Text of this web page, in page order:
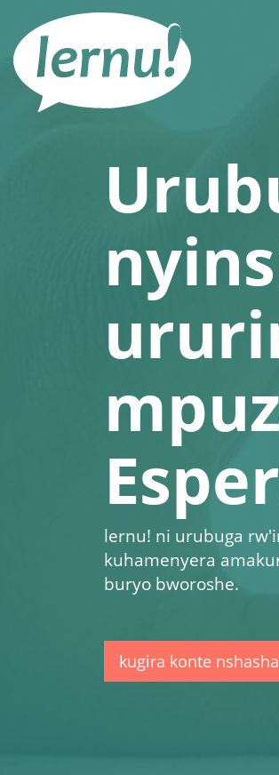
rupapuro
rw'ibirimwo
lernu! ni urubuga
kuhamenyera
buryo bworoshe.
kugira konte nshasha